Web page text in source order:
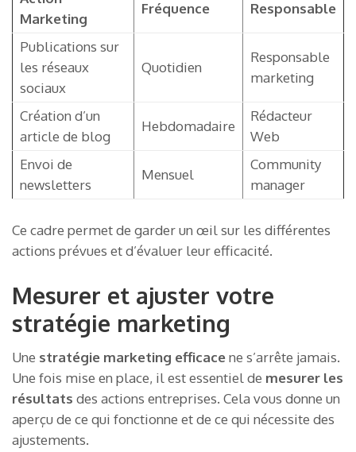
Marketing
Fréquence Responsable
Publications sur
les réseaux
sociaux
Quotidien
Responsable
marketing
Création d’un
article de blog
Hebdomadaire
Rédacteur
Web
Envoi de
newsletters
Mensuel
Community
manager
Ce cadre permet de garder un œil sur les différentes
actions prévues et d’évaluer leur efficacité.
Mesurer et ajuster votre
stratégie marketing
Une stratégie marketing efficacene s’arrête jamais.
Une fois mise en place, il est essentiel de mesurer les
résultats des actions entreprises. Cela vous donne un
aperçu de ce qui fonctionne et de ce qui nécessite des
ajustements.